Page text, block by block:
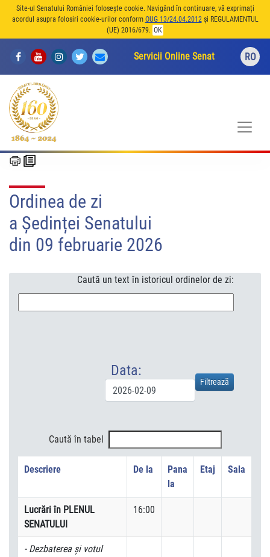
Site-ul Senatului României folosește cookie. Navigând în continuare, vă exprimați
acordul asupra folosiri cookie-urilor conform OUG 13/24.04.2012și REGULAMENTUL
(UE) 2016/679. OK
Servicii Online Senat RO
Ordinea de zi
a Ședinței Senatului
din 09 februarie 2026
Caută un text în istoricul ordinelor de zi:
Data:
Caută în tabel
Descriere De la
Pana
la
Etaj Sala
Lucrări în PLENUL
SENATULUI
16:00
- Dezbaterea și votul